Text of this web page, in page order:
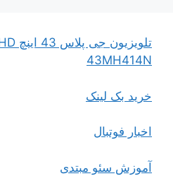
43MH414N
خرید بک لینک
اخبار فوتبال
آموزش سئو مبتدی